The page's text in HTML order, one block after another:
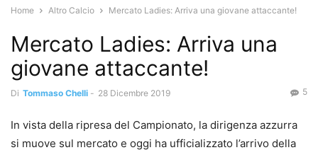
Home Altro Calcio Mercato Ladies: Arriva una giovane attaccante!
Mercato Ladies: Arriva una
giovane attaccante!
Di Tommaso Chelli - 28 Dicembre 2019 5
In vista della ripresa del Campionato, la dirigenza azzurra
si muove sul mercato e oggi ha ufficializzato l’arrivo della